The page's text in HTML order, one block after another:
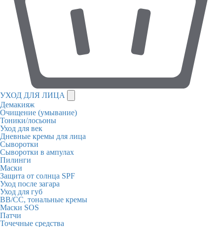
УХОД ДЛЯ ЛИЦА
Демакияж
Очищение (умывание)
Тоники/лосьоны
Уход для век
Дневные кремы для лица
Сыворотки
Сыворотки в ампулах
Пилинги
Маски
Защита от солнца SPF
Уход после загара
Уход для губ
BB/CC, тональные кремы
Маски SOS
Патчи
Точечные средства